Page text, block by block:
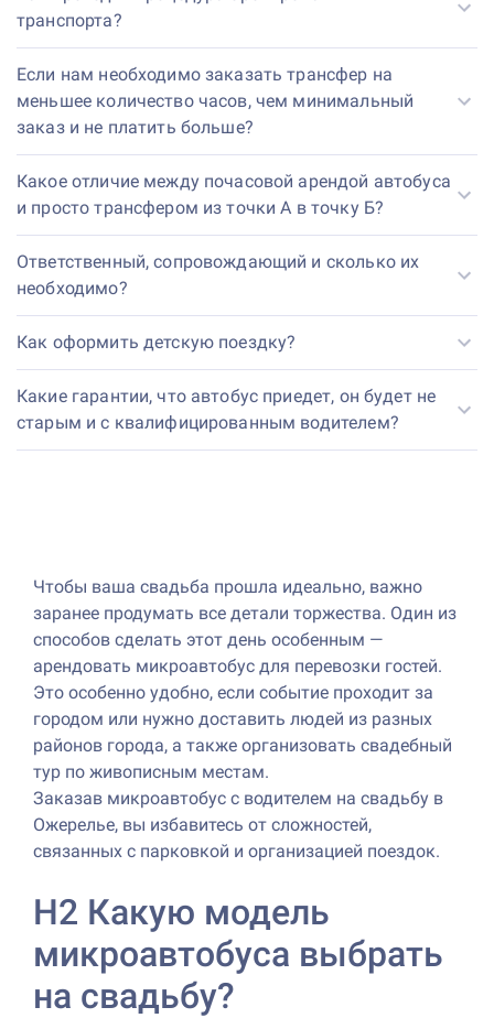
транспорта?
Если нам необходимо заказать трансфер на
меньшее количество часов, чем минимальный
заказ и не платить больше?
Какое отличие между почасовой арендой автобуса
и просто трансфером из точки А в точку Б?
Ответственный, сопровождающий и сколько их
необходимо?
Как оформить детскую поездку?
Какие гарантии, что автобус приедет, он будет не
старым и с квалифицированным водителем?
Чтобы ваша свадьба прошла идеально, важно
заранее продумать все детали торжества. Один из
способов сделать этот день особенным —
арендовать микроавтобус для перевозки гостей.
Это особенно удобно, если событие проходит за
городом или нужно доставить людей из разных
районов города, а также организовать свадебный
тур по живописным местам.
Заказав микроавтобус с водителем на свадьбу в
Ожерелье, вы избавитесь от сложностей,
связанных с парковкой и организацией поездок.
H2 Какую модель
микроавтобуса выбрать
на свадьбу?